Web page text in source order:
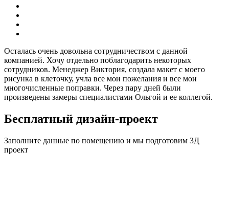
Осталась очень довольна сотрудничеством с данной
компанией. Хочу отдельно поблагодарить некоторых
сотрудников. Менеджер Виктория, создала макет с моего
рисунка в клеточку, учла все мои пожелания и все мои
многочисленные поправки. Через пару дней были
произведены замеры специалистами Ольгой и ее коллегой.
Бесплатный дизайн-проект
Заполните данные по помещению и мы подготовим 3Д
проект